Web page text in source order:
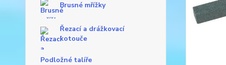
Brusné mřížky
Řezací a drážkovací
kotouče
Podložné talíře